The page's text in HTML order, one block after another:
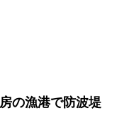
の漁港で防波堤